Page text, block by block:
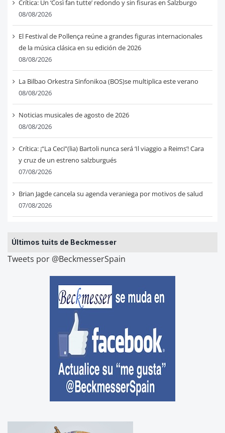
Crítica: Un ‘Così fan tutte’ redondo y sin fisuras en Salzburgo
08/08/2026
El Festival de Pollença reúne a grandes figuras internacionales
de la música clásica en su edición de 2026
08/08/2026
La Bilbao Orkestra Sinfonikoa (BOS)se multiplica este verano
08/08/2026
Noticias musicales de agosto de 2026
08/08/2026
Crítica: ¡“La Ceci”(lia) Bartoli nunca será ‘Il viaggio a Reims’! Cara
y cruz de un estreno salzburgués
07/08/2026
Brian Jagde cancela su agenda veraniega por motivos de salud
07/08/2026
Últimos tuits de Beckmesser
Tweets por @BeckmesserSpain